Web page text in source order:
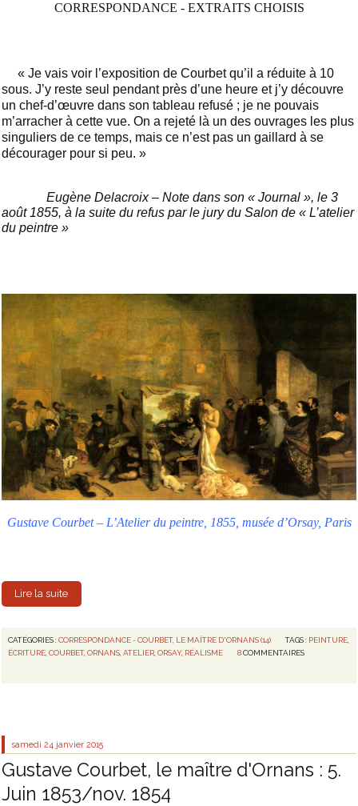
CORRESPONDANCE - EXTRAITS CHOISIS
« Je vais voir l’exposition de Courbet qu’il a réduite à 10
sous. J’y reste seul pendant près d’une heure et j’y découvre
un chef-d’œuvre dans son tableau refusé ; je ne pouvais
m’arracher à cette vue. On a rejeté là un des ouvrages les plus
singuliers de ce temps, mais ce n’est pas un gaillard à se
décourager pour si peu. »
Eugène Delacroix – Note dans son « Journal », le 3
août 1855, à la suite du refus par le jury du Salon de « L’atelier
du peintre »
Gustave Courbet – L’Atelier du peintre, 1855, musée d’Orsay, Paris
Lire la suite
CATÉGORIES :CORRESPONDANCE - COURBET, LE MAÎTRE D'ORNANS (14) TAGS : PEINTURE
ÉCRITURE ,COURBET,ORNANS ,ATELIER ,ORSAY, RÉALISME 8 COMMENTAIRES
samedi 24 janvier 2015
Gustave Courbet, le maître d'Ornans : 5.
Juin 1853/nov. 1854